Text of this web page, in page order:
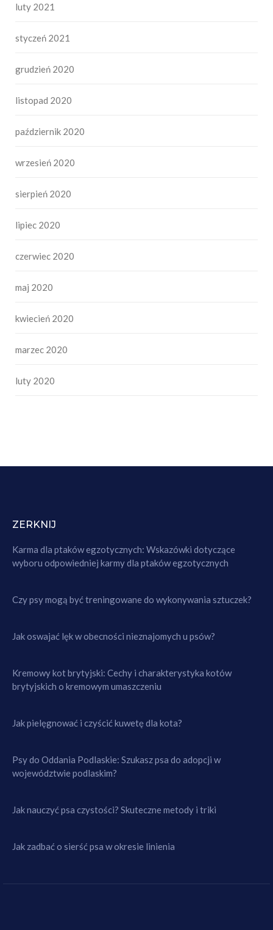
luty 2021
styczeń 2021
grudzień 2020
listopad 2020
październik 2020
wrzesień 2020
sierpień 2020
lipiec 2020
czerwiec 2020
maj 2020
kwiecień 2020
marzec 2020
luty 2020
ZERKNIJ
Karma dla ptaków egzotycznych: Wskazówki dotyczące
wyboru odpowiedniej karmy dla ptaków egzotycznych
Czy psy mogą być treningowane do wykonywania sztuczek?
Jak oswajać lęk w obecności nieznajomych u psów?
Kremowy kot brytyjski: Cechy i charakterystyka kotów
brytyjskich o kremowym umaszczeniu
Jak pielęgnować i czyścić kuwetę dla kota?
Psy do Oddania Podlaskie: Szukasz psa do adopcji w
województwie podlaskim?
Jak nauczyć psa czystości? Skuteczne metody i triki
Jak zadbać o sierść psa w okresie linienia